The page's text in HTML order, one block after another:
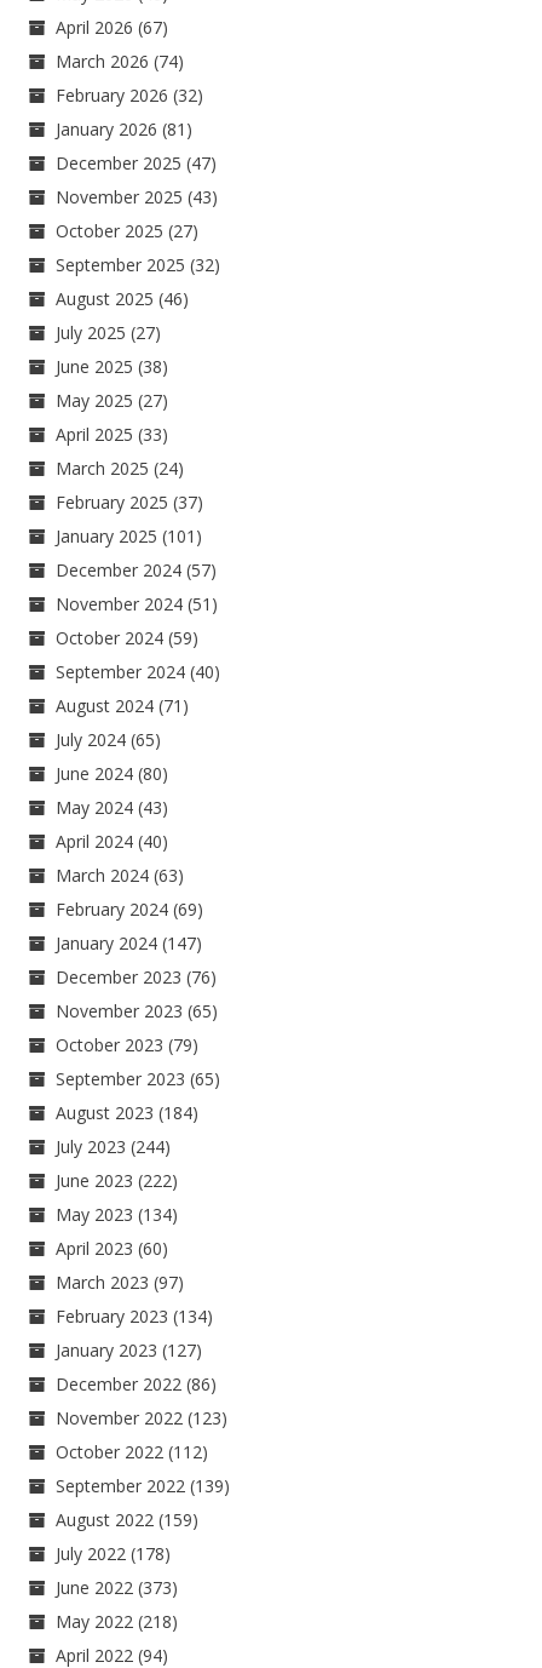
April 2026 (67)
March 2026 (74)
February 2026 (32)
January 2026 (81)
December 2025 (47)
November 2025 (43)
October 2025 (27)
September 2025 (32)
August 2025 (46)
July 2025 (27)
June 2025 (38)
May 2025 (27)
April 2025 (33)
March 2025 (24)
February 2025 (37)
January 2025 (101)
December 2024 (57)
November 2024 (51)
October 2024 (59)
September 2024 (40)
August 2024 (71)
July 2024 (65)
June 2024 (80)
May 2024 (43)
April 2024 (40)
March 2024 (63)
February 2024 (69)
January 2024 (147)
December 2023 (76)
November 2023 (65)
October 2023 (79)
September 2023 (65)
August 2023 (184)
July 2023 (244)
June 2023 (222)
May 2023 (134)
April 2023 (60)
March 2023 (97)
February 2023 (134)
January 2023 (127)
December 2022 (86)
November 2022 (123)
October 2022 (112)
September 2022 (139)
August 2022 (159)
July 2022 (178)
June 2022 (373)
May 2022 (218)
April 2022 (94)